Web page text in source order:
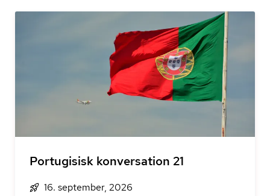
Portugisisk konversation 21
16. september, 2026